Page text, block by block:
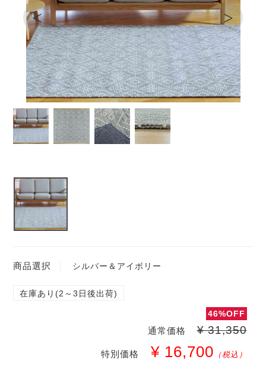
< >
商品選択 シルバー＆アイボリー
在庫あり(2～3日後出荷)
46%OFF
通常価格 ¥ 31,350
特別価格 ¥ 16,700 （税込）